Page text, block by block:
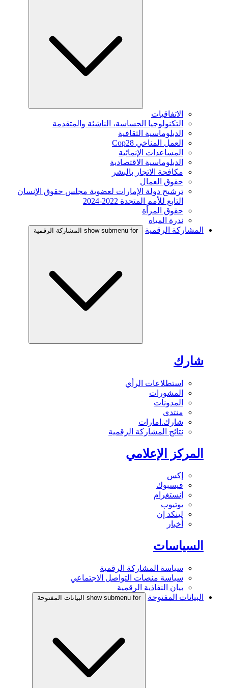
الاتفاقيات
التكنولوجيا الحساسة، الناشئة والمتقدمة
الدبلوماسية الثقافية
العمل المناخي Cop28
المساعدات الإنمائية
الدبلوماسية الاقتصادية
مكافحة الاتجار بالبشر
حقوق العمال
ترشيح دولة الإمارات لعضوية مجلس حقوق الإنسان
التابع للأمم المتحدة 2022-2024
حقوق المرأة
ندرة المياه
المشاركة الرقمية
show submenu for المشاركة الرقمية
شارك
استطلاعات الرأي
المشورات
المدونات
منتدى
شارك.امارات
نتائج المشاركة الرقمية
المركز الإعلامي
إكس
فيسبوك
إنستغرام
يوتيوب
لينكد إن
أخبار
السياسات
سياسة المشاركة الرقمية
سياسة منصات التواصل الاجتماعي
بيان النفاذية الرقمية
البيانات المفتوحة
show submenu for البيانات المفتوحة